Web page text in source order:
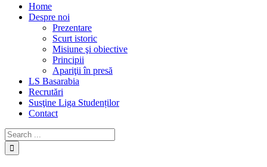
Home
Despre noi
Prezentare
Scurt istoric
Misiune şi obiective
Principii
Apariţii în presă
LS Basarabia
Recrutări
Susţine Liga Studenților
Contact